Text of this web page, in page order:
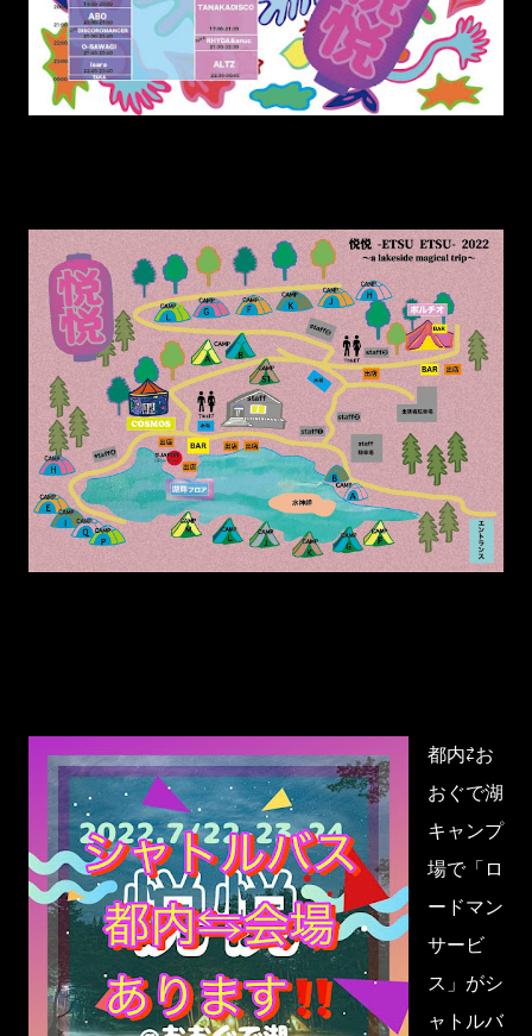
都内⇄お
おぐで湖
キャンプ
場で「ロ
ードマン
サービ
ス」がシ
ャトルバ